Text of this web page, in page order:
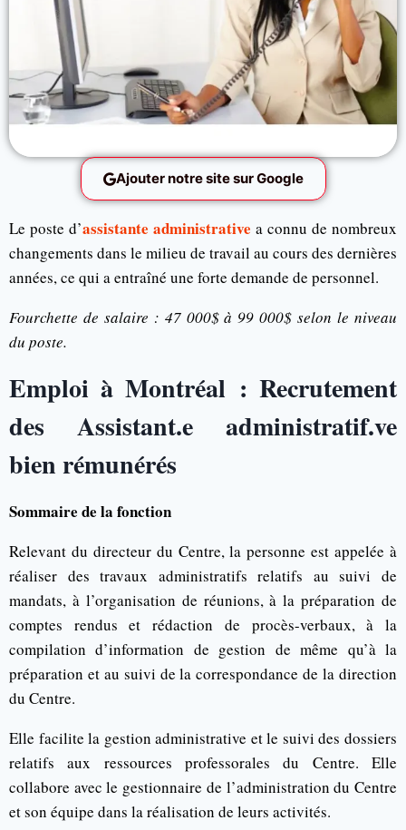
Ajouter notre site sur Google
Le poste d’assistante administrative a connu de nombreux
changements dans le milieu de travail au cours des dernières
années, ce qui a entraîné une forte demande de personnel.
Fourchette de salaire : 47 000$ à 99 000$ selon le niveau
du poste.
Emploi à Montréal : Recrutement
des Assistant.e administratif.ve
bien rémunérés
Sommaire de la fonction
Relevant du directeur du Centre, la personne est appelée à
réaliser des travaux administratifs relatifs au suivi de
mandats, à l’organisation de réunions, à la préparation de
comptes rendus et rédaction de procès-verbaux, à la
compilation d’information de gestion de même qu’à la
préparation et au suivi de la correspondance de la direction
du Centre.
Elle facilite la gestion administrative et le suivi des dossiers
relatifs aux ressources professorales du Centre. Elle
collabore avec le gestionnaire de l’administration du Centre
et son équipe dans la réalisation de leurs activités.